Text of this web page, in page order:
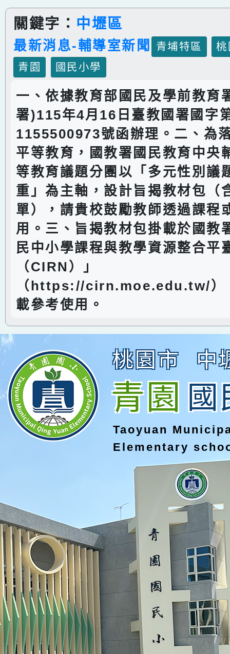
關鍵字： 中壢區
最新消息-輔導室新聞 青埔特區
青園
國民小學
一、依據教育部國民及學前教育
署)115年4月16日臺教國署國字
1155500973號函辦理。二、為
平等教育，國教署國民教育中央
等教育議題分團以「多元性別議
重」為主軸，設計旨揭教材包（
單），請貴校鼓勵教師透過課程
用。三、旨揭教材包掛載於國教
民中小學課程與教學資源整合平
（CIRN）」
（https://cirn.moe.edu.tw/）
載參考使用。
桃園市 中
青園國
Taoyuan
Elementary